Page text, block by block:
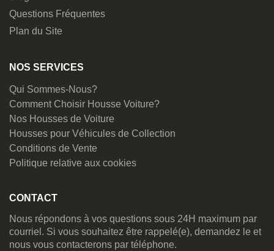
Questions Fréquentes
Plan du Site
NOS SERVICES
Qui Sommes-Nous?
Comment Choisir Housse Voiture?
Nos Housses de Voiture
Housses pour Véhicules de Collection
Conditions de Vente
Politique relative aux cookies
CONTACT
Nous répondons à vos questions sous 24H maximum par
courriel. Si vous souhaitez être rappelé(e), demandez le et
nous vous contacterons par téléphone.